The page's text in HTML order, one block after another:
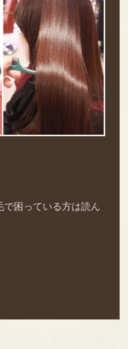
困っている方は読ん